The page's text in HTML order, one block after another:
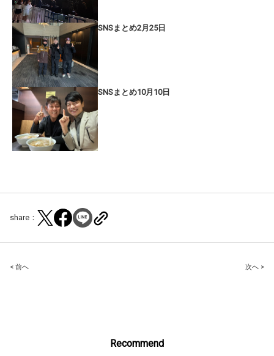
SNSまとめ2月25日
SNSまとめ10月10日
share：
Post
< 前へ 次へ >
Recommend